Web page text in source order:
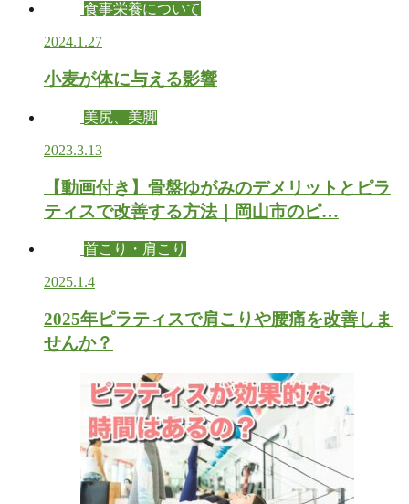
食事栄養について
2024.1.27
小麦が体に与える影響
美尻、美脚
2023.3.13
【動画付き】骨盤ゆがみのデメリットとピラ
ティスで改善する方法｜岡山市のピ…
首こり・肩こり
2025.1.4
2025年ピラティスで肩こりや腰痛を改善しま
せんか？